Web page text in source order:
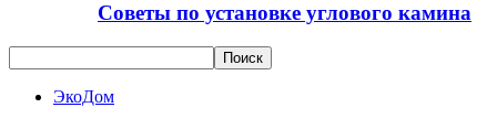
Советы по установке углового камина
ЭкоДом